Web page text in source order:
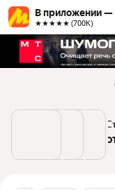
В приложении —
★★★★★ (700К)